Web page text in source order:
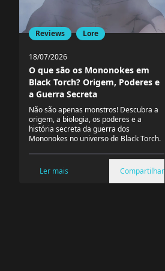
Reviews Lore
18/07/2026
O que são os Mononokes em
Black Torch? Origem, Poderes e
a Guerra Secreta
Não são apenas monstros! Descubra a
origem, a biologia, os poderes e a
história secreta da guerra dos
Mononokes no universo de Black Torch.
Ler mais Compartilhar